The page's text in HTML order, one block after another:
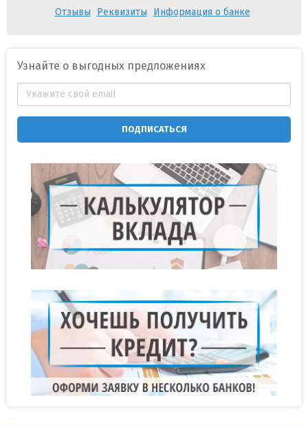
Отзывы
Реквизиты Информация о банке
Узнайте о выгодных предложениях
ПОДПИСАТЬСЯ